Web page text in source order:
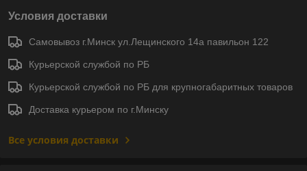
Условия доставки
Самовывоз г.Минск ул.Лещинского 14а павильон 122
Курьерской службой по РБ
Курьерской службой по РБ для крупногабаритных товаров
Доставка курьером по г.Минску
Все условия доставки